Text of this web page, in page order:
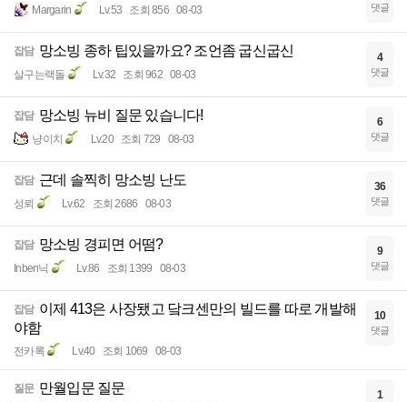
Margarin Lv.53 조회 856 08-03 댓글
잡담 망소빙 종하 팁있을까요? 조언좀 굽신굽신
살구는랙돌 Lv.32 조회 962 08-03
4
댓글
잡담 망소빙 뉴비 질문 있습니다!
냥이치 Lv.20 조회 729 08-03
6
댓글
잡담 근데 솔찍히 망소빙 난도
성뢰 Lv.62 조회 2686 08-03
36
댓글
잡담 망소빙 경피면 어떰?
Inben닉 Lv.86 조회 1399 08-03
9
댓글
잡담 이제 413은 사장됐고 닼크센만의 빌드를 따로 개발해
야함
전카록 Lv.40 조회 1069 08-03
10
댓글
질문 만월입문 질문 1